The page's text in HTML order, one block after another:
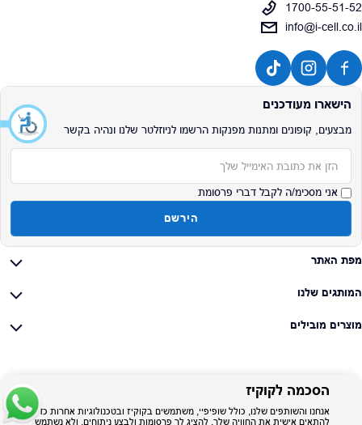
1700-55-51-52
info@i-cell.co.il
הישארו מעודכנים
מבצעים, קופונים ומתנות מפנקות הרשמו לניוזלטר שלנו ונהיה בקשר
אני מסכימ/ה לקבל דברי פרסומת
הירשם
מפת האתר
המותגים שלנו
מוצרים מובילים
הסכמה לקוקיז
אנחנו והשותפים שלנו, כולל שופיפיי, משתמשים בקוקיז ובטכנולוגיות אחרות כדי
להתאים אישית את החוויה שלך, להציג לך פרסומות ולבצע ניתוחים, ולא נשתמש